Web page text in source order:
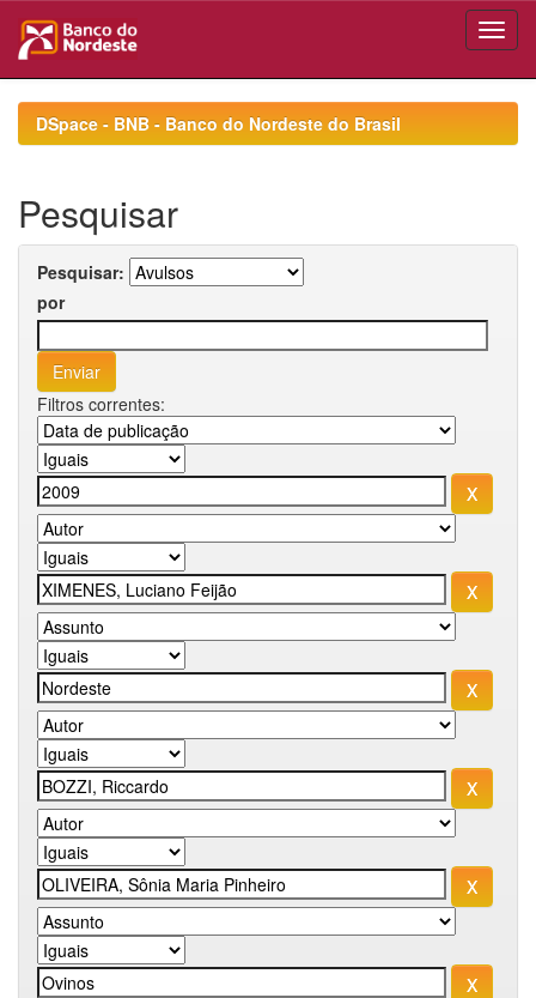
navigationDSpace - BNB - Banco do Nordeste do Brasil
Pesquisar
Pesquisar:
por
Filtros correntes: